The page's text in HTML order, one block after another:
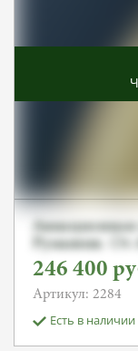
Авиационная
Румыния. От
246 400
Артикул: 2284
Есть в наличии